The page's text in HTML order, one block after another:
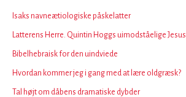
Isaks navneætiologiske påskelatter
Latterens Herre. Quintin Hoggs uimodståelige Jesus
Bibelhebraisk for den uindviede
Hvordan kommer jeg i gang med at lære oldgræsk?
Tal højt om dåbens dramatiske dybder